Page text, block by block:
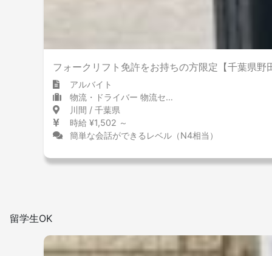
フォークリフト免許をお持ちの方限定【千葉県
アルバイト
物流・ドライバー 物流センター・配送センター
川間 / 千葉県
時給 ¥1,502 ～
簡単な会話ができるレベル（N4相当）
留学生OK